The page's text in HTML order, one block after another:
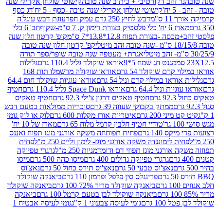
קישוטי שולחן אקרילי שנה טובה -כסף - 5 יח'
דג כסף
ס"מ
דבש לחיץ 250 גרם עמק חפר
עוגת דבש עוגל'ה
בצורת רימון ק. 7 ס"מ-שקוף
חב' 6 כלי
-בצורת תפוח 12.8*13.8*7 ס"מ
קופ' קרטון חלון שנה
קפ' קרטון חלון שנה טובה
אגרת+ מעטפה שנה טובה שופר/ספר תורה
מגנט חג שמח 5*9
אוראו שוקולד גליל 110.4 גרם
גלילות
קרם שוקולד 54 גרם
אוראו שוקולה מרשמלו תות 168
במילוי קרם וניל 54 גרם
אוראו עוגיות שוקולד חום 64.4
וניל 64.4 גרם
אוראו Space Dunk גליל 110.4 גרם
חטיף
חטיף טאקיס דרגון צ'ילי 92.3 גרם
חטיף טאקיס
ממתק בקבוקי שעווה 39 גרם
סוכריות ממולאות בטעם דבש
200 גרם
איטריות אורז מקלות 600 גרם
לוק או לוק גומי
טודיי חטיף חלבון קרמל מלוח 65 גרם
מארז של 10 יח'
140 גרם
פחית תפוחחה משקה אורגני מוגז תפוח ואננס
לימוננדה משקה אורגני מוגז- לימון וליים 250 מ"ל
פחית
מוגז תפוזי דם ודומדמניות 250 מ"ל
גרגרי טפיוקה
גרגרי טפיוקה גדולים 400 גרם
מיסו כהה 500 גרם
מיסו
נאצ'וס טבעי 50 גרם
נאצ'וס תירס כחול 50 גרם
נאצ'וס
פרינגלס סין פלפל ופרמזן 110 גרם
ביאנקה שוקולד
ביאנקה שוקולד מריר 72% 100 גרם
ביאנקה שוקולד
ביאנקה שוקולד לבן בטעם קרמל 100 גרם
ביאנקה
גרם
גומי לעיסה צבעוני 1 ק"ג גומי לעיסה אבטיח 1